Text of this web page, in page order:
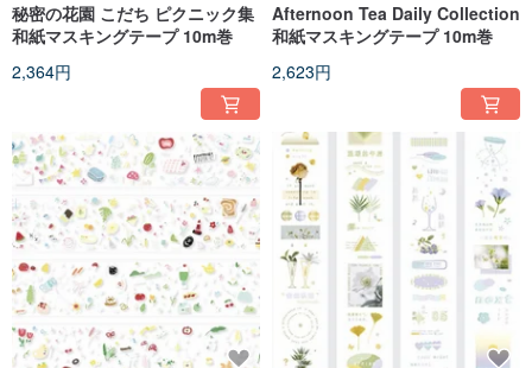
秘密の花園 こだち ピクニック集
和紙マスキングテープ 10m巻
2,364円
Afternoon Tea Daily Collection
和紙マスキングテープ 10m巻
2,623円